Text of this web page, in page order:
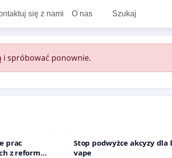
się z nami O nas Szukaj
i spróbować ponownie.
prac
z reformą
Stop podwyżce akcyzy dla
vape